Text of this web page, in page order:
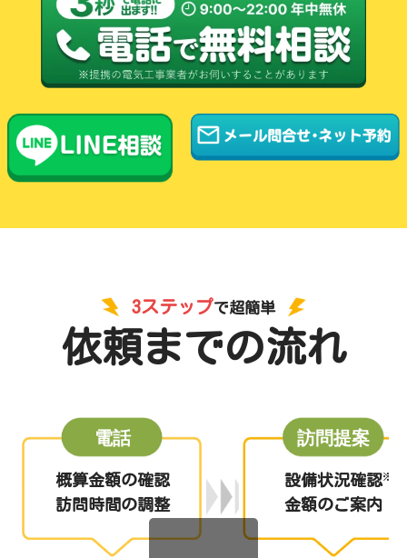
3ステップで超簡単
依頼までの流れ
電話
概算金額の確認
訪問時間の調整
訪問提案
設備状況確認
金額のご案内